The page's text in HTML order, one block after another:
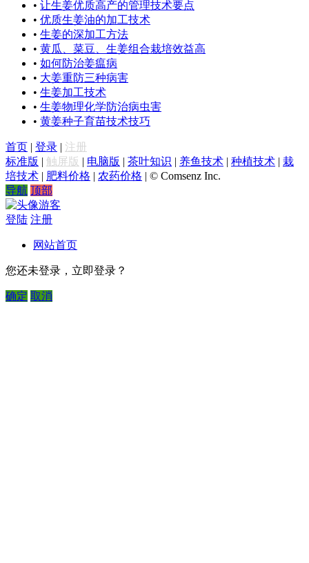
• 让生姜优质高产的管理技术要点
• 优质生姜油的加工技术
• 生姜的深加工方法
• 黄瓜、菜豆、生姜组合栽培效益高
• 如何防治姜瘟病
• 大姜重防三种病害
• 生姜加工技术
• 生姜物理化学防治病虫害
• 黄姜种子育苗技术技巧
首页 | 登录 | 注册
标准版 | 触屏版 | 电脑版 | 茶叶知识 | 养鱼技术 | 种植技术 | 栽
培技术 | 肥料价格 | 农药价格 | © Comsenz Inc.
导航 顶部
游客
登陆 注册
网站首页
您还未登录，立即登录？
确定 取消